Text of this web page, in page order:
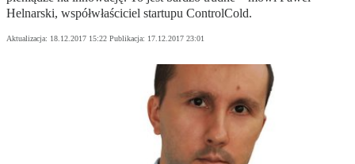
Helnarski, współwłaściciel startupu ControlCold.
Aktualizacja: 18.12.2017 15:22 Publikacja: 17.12.2017 23:01